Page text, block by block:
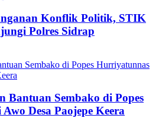
Konflik Politik, STIK
Polres Sidrap
Bantuan Sembako di Popes
Desa Paojepe Keera